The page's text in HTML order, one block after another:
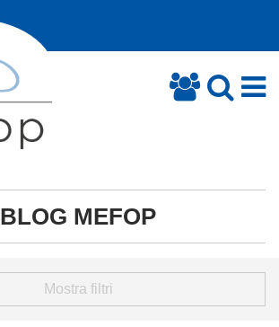
BLOG MEFOP
Mostra filtri